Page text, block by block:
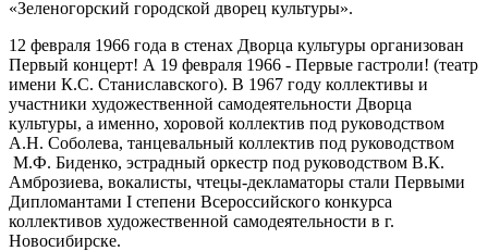
«Зеленогорский городской дворец культуры».
12 февраля 1966 года в стенах Дворца культуры организован
Первый концерт! А 19 февраля 1966 - Первые гастроли! (театр
имени К.С. Станиславского). В 1967 году коллективы и
участники художественной самодеятельности Дворца
культуры, а именно, хоровой коллектив под руководством
А.Н. Соболева, танцевальный коллектив под руководством
М.Ф. Биденко, эстрадный оркестр под руководством В.К.
Амброзиева, вокалисты, чтецы-декламаторы стали Первыми
Дипломантами I степени Всероссийского конкурса
коллективов художественной самодеятельности в г.
Новосибирске.